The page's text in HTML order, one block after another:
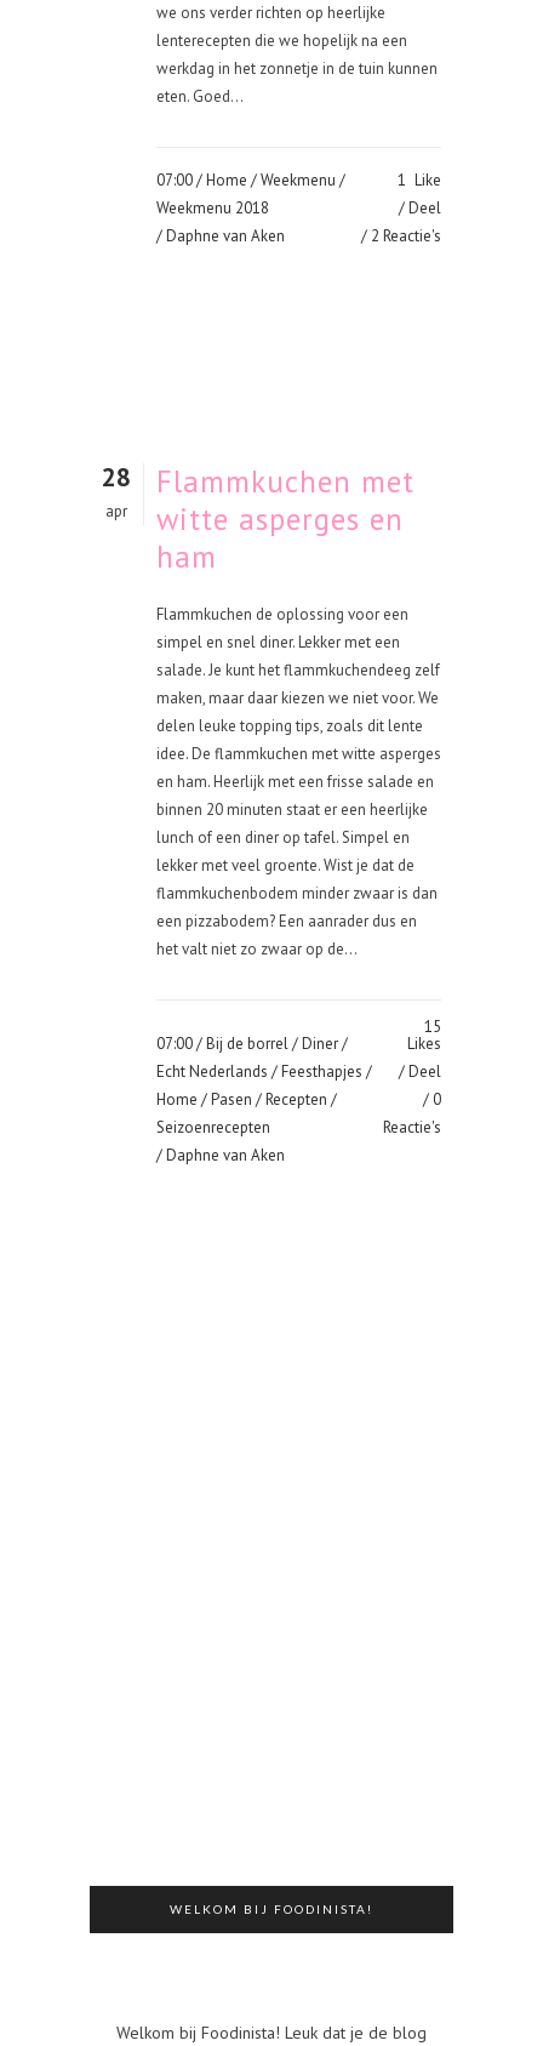
we ons verder richten op heerlijke
lenterecepten die we hopelijk na een
werkdag in het zonnetje in de tuin kunnen
eten. Goed...
07:00 /Home /Weekmenu /
Weekmenu 2018
/ Daphne van Aken
1 Like
Deel
2 Reactie's
28
apr
Flammkuchen met
witte asperges en
ham
Flammkuchen de oplossing voor een
simpel en snel diner. Lekker met een
salade. Je kunt het flammkuchendeeg zelf
maken, maar daar kiezen we niet voor. We
delen leuke topping tips, zoals dit lente
idee. De flammkuchen met witte asperges
en ham. Heerlijk met een frisse salade en
binnen 20 minuten staat er een heerlijke
lunch of een diner op tafel. Simpel en
lekker met veel groente. Wist je dat de
flammkuchenbodem minder zwaar is dan
een pizzabodem? Een aanrader dus en
het valt niet zo zwaar op de...
07:00 /Bij de borrel/Diner/
Echt Nederlands /Feesthapjes /
Home /Pasen /Recepten /
Seizoenrecepten
/ Daphne van Aken
15
Likes
Deel
0
Reactie's
WELKOM BIJ FOODINISTA!
Welkom bij Foodinista! Leuk dat je de blog